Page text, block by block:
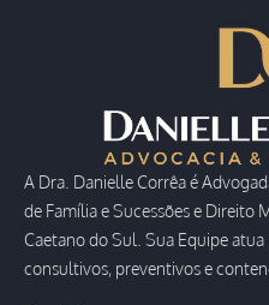
A Dra. Danielle Corrêa é
de Família e Sucessões e Direito
Caetano do Sul. Sua Equipe
consultivos, preventivos e